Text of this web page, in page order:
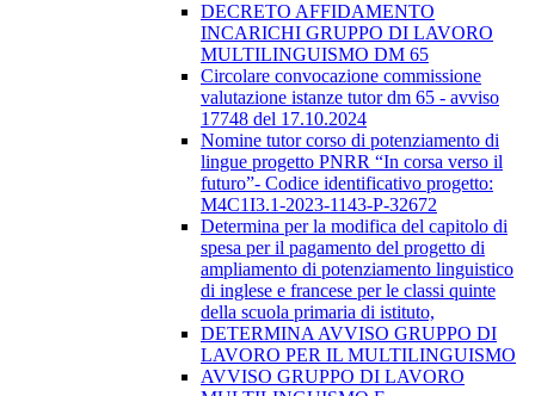
DECRETO AFFIDAMENTO
INCARICHI GRUPPO DI LAVORO
MULTILINGUISMO DM 65
Circolare convocazione commissione
valutazione istanze tutor dm 65 - avviso
17748 del 17.10.2024
Nomine tutor corso di potenziamento di
lingue progetto PNRR “In corsa verso il
futuro”- Codice identificativo progetto:
M4C1I3.1-2023-1143-P-32672
Determina per la modifica del capitolo di
spesa per il pagamento del progetto di
ampliamento di potenziamento linguistico
di inglese e francese per le classi quinte
della scuola primaria di istituto,
DETERMINA AVVISO GRUPPO DI
LAVORO PER IL MULTILINGUISMO
AVVISO GRUPPO DI LAVORO